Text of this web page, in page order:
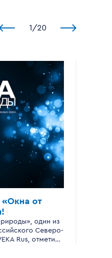
1/20
«Окна от
один из
Северо-
Rus, отметила